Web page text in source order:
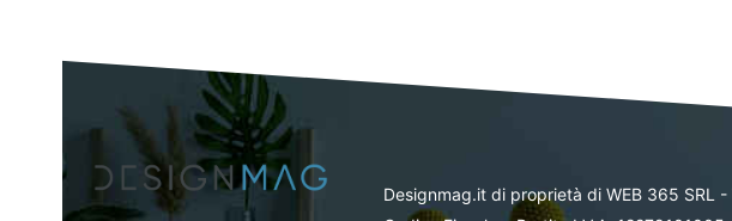
Designmag.it di proprietà di WEB 365 SRL